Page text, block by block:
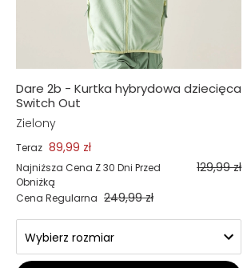
Dare 2b - Kurtka hybrydowa dziecięca
Switch Out
Zielony
Teraz 89,99 zł
Najniższa Cena Z 30 Dni Przed
Obniżką
129,99 zł
Cena Regularna 249,99 zł